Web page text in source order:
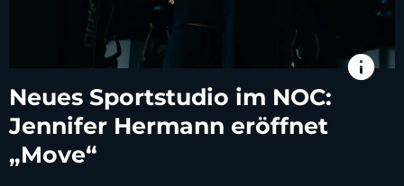
info
Neues Sportstudio im NOC:
Jennifer Hermann eröffnet
„Move“